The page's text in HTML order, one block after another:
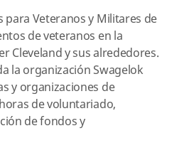
para Veteranos y Militares de
de veteranos en la
Cleveland y sus alrededores.
la organización Swagelok
y organizaciones de
de voluntariado,
de fondos y